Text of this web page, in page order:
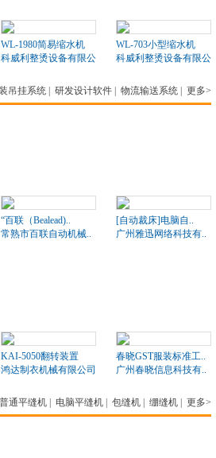
WL-1980简易缩水机
科威利整烫设备有限公司
WL-703小型缩水机
科威利整烫设备有限公司
吊挂系统 研发设计软件 物流输送系统 更多>
“百联（Bealead)..
常熟市百联自动机械..
[自动裁床]电脑自..
广州雅迅网络科技有..
KAI-5050翻转装置
鸿达制衣机械有限公司
春晓GST服装标准工..
广州春晓信息科技有..
普通平缝机 电脑平缝机 包缝机 绷缝机 更多>